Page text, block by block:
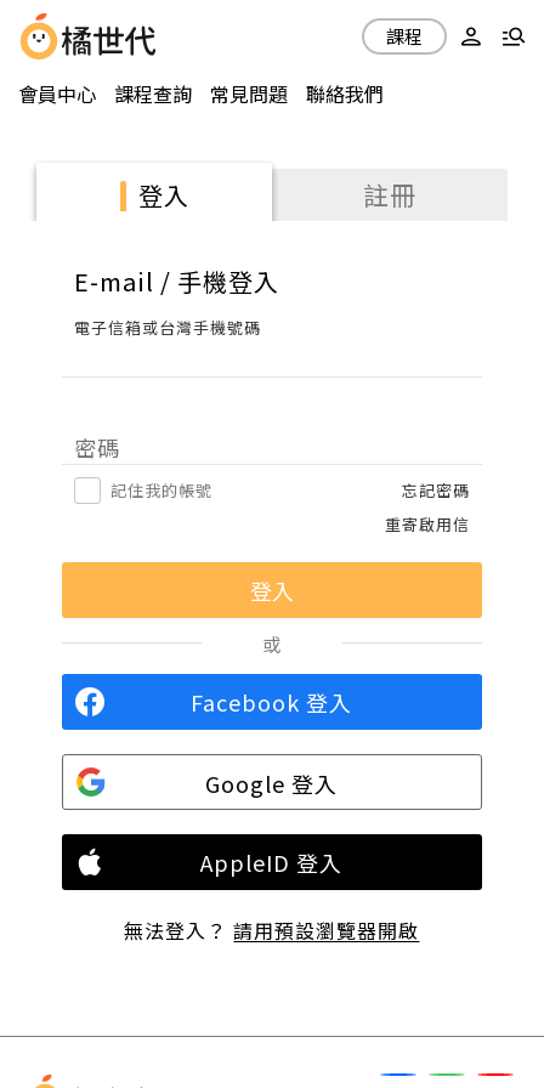
會員中心 課程查詢 常見問題 聯絡我們
課程
登入 註冊
E-mail / 手機登入
電子信箱或台灣手機號碼
密碼
記住我的帳號
忘記密碼
重寄啟用信
或
Facebook 登入
Google 登入
AppleID 登入
無法登入？請用預設瀏覽器開啟